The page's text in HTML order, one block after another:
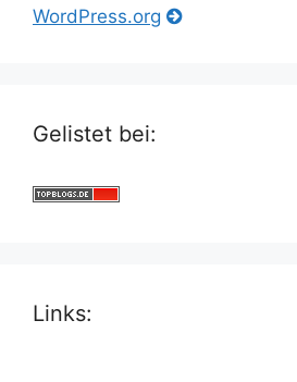
WordPress.org
Gelistet bei:
Links: